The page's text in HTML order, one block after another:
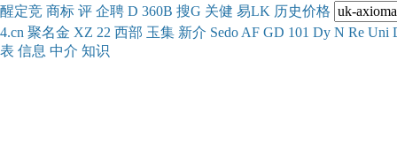
醒定竞 商标 评 企聘 D 360B 搜G 关健 易LK 历史价格
4.cn 聚名金 XZ 22 西部 玉集 新介 Sedo AF GD 101 Dy N Re Uni
表 信息 中介 知识